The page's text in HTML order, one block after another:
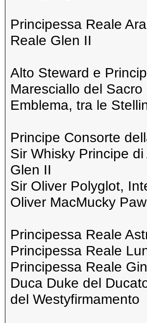
Principessa Reale
Reale Glen II
Alto Steward e
Maresciallo del
Emblema, tra le
Principe Consorte
Sir Whisky Principe
Glen II
Sir Oliver Polyglot,
Oliver MacMucky
Principessa Reale
Principessa Reale
Principessa Reale
Duca Duke del
del Westyfirmamento